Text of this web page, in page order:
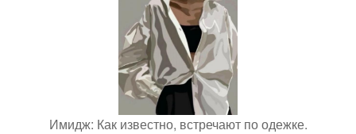
Имидж: Как известно, встречают по одежке.